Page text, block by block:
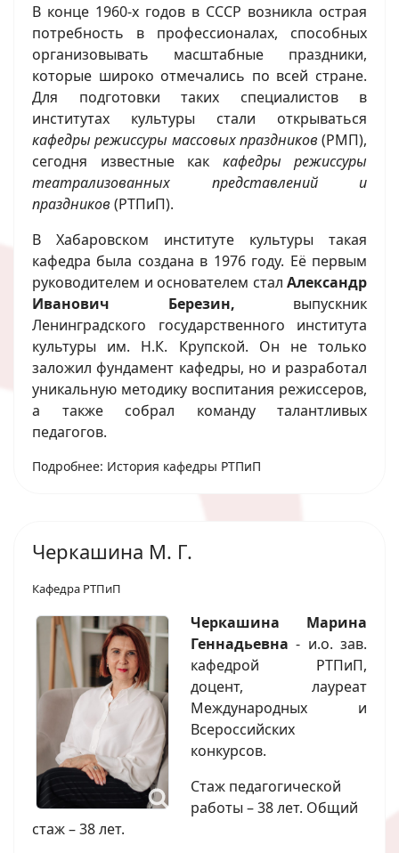
В конце 1960-х годов в СССР возникла острая
потребность в профессионалах, способных
организовывать масштабные праздники,
которые широко отмечались по всей стране.
Для подготовки таких специалистов в
институтах культуры стали открываться
кафедры режиссуры массовых праздников(РМП),
сегодня известные как кафедры режиссуры
театрализованных представлений и
праздников(РТПиП).
В Хабаровском институте культуры такая
кафедра была создана в 1976 году. Её первым
руководителем и основателем стал Александр
Иванович Березин, выпускник
Ленинградского государственного института
культуры им. Н.К. Крупской. Он не только
заложил фундамент кафедры, но и разработал
уникальную методику воспитания режиссеров,
а также собрал команду талантливых
педагогов.
Подробнее: История кафедры РТПиП
Черкашина М. Г.
Кафедра РТПиП
Черкашина Марина
Геннадьевна - и.о. зав.
кафедрой РТПиП,
доцент, лауреат
Международных и
Всероссийских
конкурсов.
Стаж педагогической
работы – 38 лет. Общий
стаж – 38 лет.